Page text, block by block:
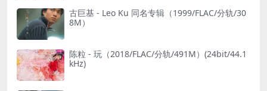
古巨基 - Leo Ku 同名专辑（1999/FLAC/分轨/30
8M）
陈粒 - 玩（2018/FLAC/分轨/491M）(24bit/44.1
kHz)